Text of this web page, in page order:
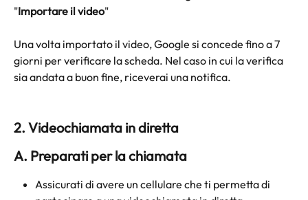
"Importare il video"
Una volta importato il video, Google si concede fino a 7
giorni per verificare la scheda. Nel caso in cui la verifica
sia andata a buon fine, riceverai una notifica.
2. Videochiamata in diretta
A. Preparati per la chiamata
Assicurati di avere un cellulare che ti permetta di